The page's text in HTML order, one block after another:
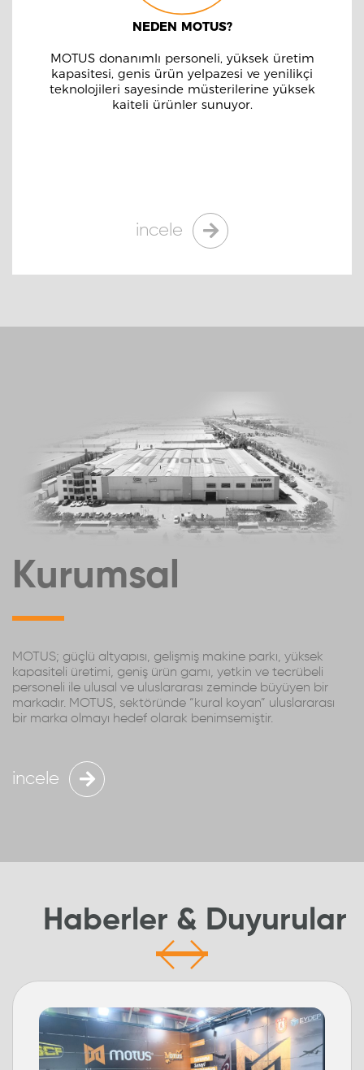
NEDEN MOTUS?
MOTUS donanımlı personeli, yüksek üretim
kapasitesi, genis ürün yelpazesi ve yenilikçi
teknolojileri sayesinde müsterilerine yüksek
kaiteli ürünler sunuyor.
incele
Kurumsal
MOTUS; güçlü altyapısı, gelişmiş makine parkı, yüksek
kapasiteli üretimi, geniş ürün gamı, yetkin ve tecrübeli
personeli ile ulusal ve uluslararası zeminde büyüyen bir
markadır. MOTUS, sektöründe “kural koyan” uluslararası
bir marka olmayı hedef olarak benimsemiştir.
incele
Haberler & Duyurular